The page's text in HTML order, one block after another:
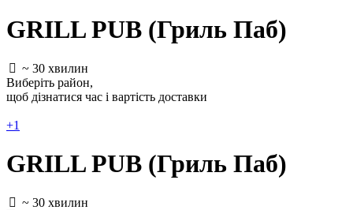
GRILL PUB (Гриль Паб)
~ 30 хвилин
Виберіть район,
щоб дізнатися час і вартість доставки
+1
GRILL PUB (Гриль Паб)
~ 30 хвилин